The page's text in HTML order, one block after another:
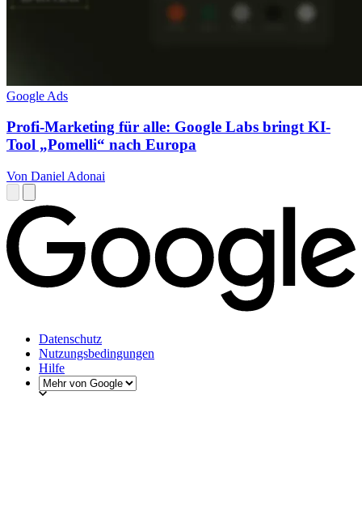
Google Ads
Profi-Marketing für alle: Google Labs bringt KI-
Tool „Pomelli“ nach Europa
Von Daniel Adonai
Datenschutz
Nutzungsbedingungen
Hilfe